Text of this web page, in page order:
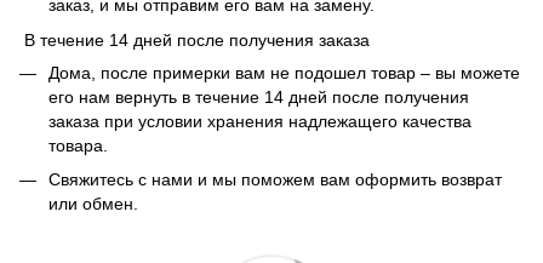
заказ, и мы отправим его вам на замену.
В течение 14 дней после получения заказа
Дома, после примерки вам не подошел товар – вы можете
его нам вернуть в течение 14 дней после получения
заказа при условии хранения надлежащего качества
товара.
Свяжитесь с нами и мы поможем вам оформить возврат
или обмен.